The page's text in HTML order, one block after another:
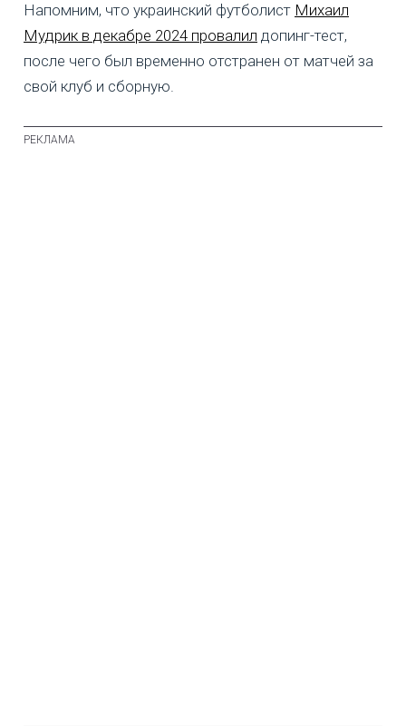
Напомним, что украинский футболист Михаил
Мудрик в декабре 2024 провалил допинг-тест,
после чего был временно отстранен от матчей за
свой клуб и сборную.